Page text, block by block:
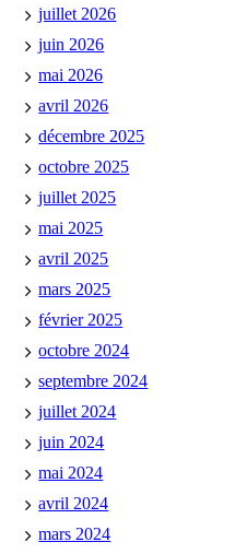
juillet 2026
juin 2026
mai 2026
avril 2026
décembre 2025
octobre 2025
juillet 2025
mai 2025
avril 2025
mars 2025
février 2025
octobre 2024
septembre 2024
juillet 2024
juin 2024
mai 2024
avril 2024
mars 2024